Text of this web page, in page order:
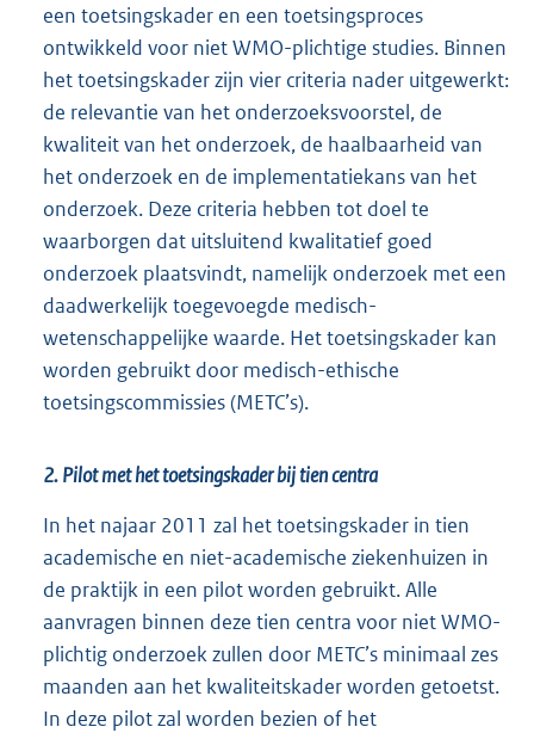
een toetsingskader en een toetsingsproces
ontwikkeld voor niet WMO-plichtige studies. Binnen
het toetsingskader zijn vier criteria nader uitgewerkt:
de relevantie van het onderzoeksvoorstel, de
kwaliteit van het onderzoek, de haalbaarheid van
het onderzoek en de implementatiekans van het
onderzoek. Deze criteria hebben tot doel te
waarborgen dat uitsluitend kwalitatief goed
onderzoek plaatsvindt, namelijk onderzoek met een
daadwerkelijk toegevoegde medisch-
wetenschappelijke waarde. Het toetsingskader kan
worden gebruikt door medisch-ethische
toetsingscommissies (METC’s).
2. Pilot met het toetsingskader bij tien centra
In het najaar 2011 zal het toetsingskader in tien
academische en niet-academische ziekenhuizen in
de praktijk in een pilot worden gebruikt. Alle
aanvragen binnen deze tien centra voor niet WMO-
plichtig onderzoek zullen door METC’s minimaal zes
maanden aan het kwaliteitskader worden getoetst.
In deze pilot zal worden bezien of het